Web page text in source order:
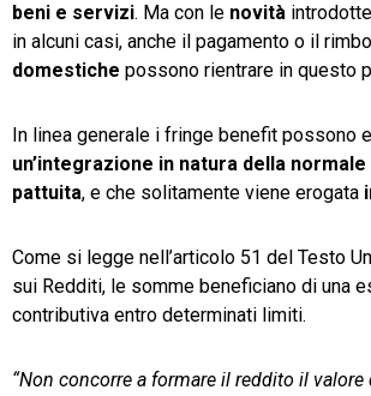
beni e servizi. Ma con le novità
in alcuni casi, anche il pagamento o il
domestiche possono rientrare in questo
In linea generale i fringe benefit possono
un’integrazione in natura della
pattuita, e che solitamente viene erogata
Come si legge nell’articolo 51 del Testo
sui Redditi, le somme beneficiano di una
contributiva entro determinati limiti.
“Non concorre a formare il reddito il